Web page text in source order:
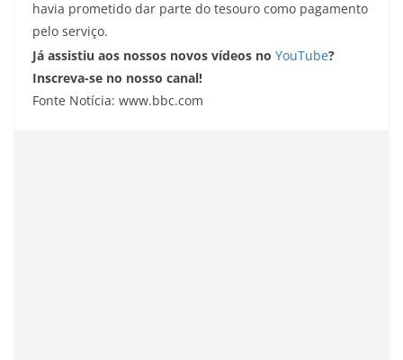
havia prometido dar parte do tesouro como pagamento
pelo serviço.
Já assistiu aos nossos novos vídeos no YouTube?
Inscreva-se no nosso canal!
Fonte Notícia: www.bbc.com